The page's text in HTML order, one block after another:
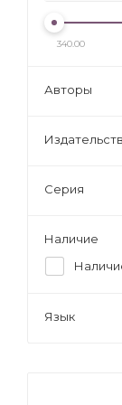
340.00
Авторы
Серия
Наличие
Язык